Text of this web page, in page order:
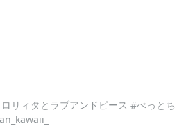
ロリィタとラブアンドピース #ぺっとち